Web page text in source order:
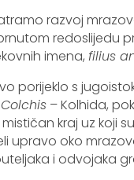
razvoj
redoslijedu
imena, filius
porijeklo s
Colchis– Kolhida,
kraj uz koji
upravo oko
i odvojaka